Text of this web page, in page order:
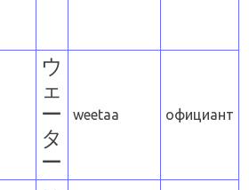
ウ
ェ
ー
タ
ー
weetaa официант